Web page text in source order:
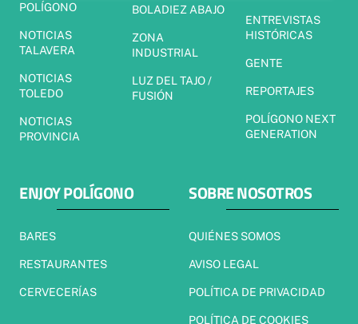
POLÍGONO
NOTICIAS
TALAVERA
NOTICIAS
TOLEDO
NOTICIAS
PROVINCIA
BOLADIEZ ABAJO
ZONA
INDUSTRIAL
LUZ DEL TAJO /
FUSIÓN
ENTREVISTAS
HISTÓRICAS
GENTE
REPORTAJES
POLÍGONO NEXT
GENERATION
ENJOY POLÍGONO
BARES
RESTAURANTES
CERVECERÍAS
SOBRE NOSOTROS
QUIÉNES SOMOS
AVISO LEGAL
POLÍTICA DE PRIVACIDAD
POLÍTICA DE COOKIES